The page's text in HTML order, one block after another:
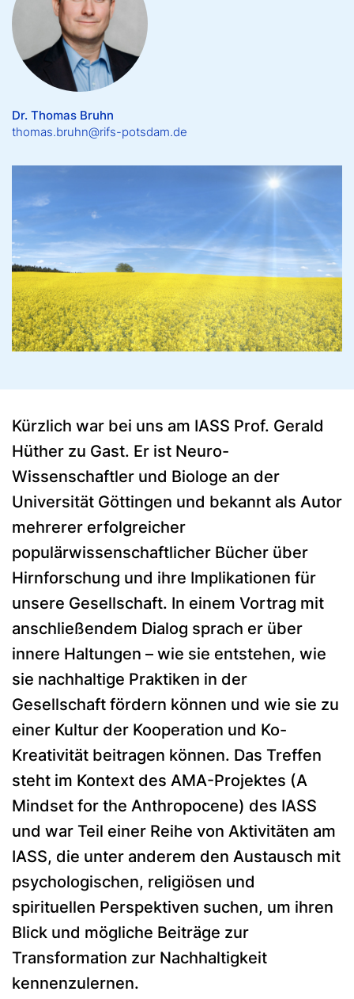
Dr. Thomas Bruhn
thomas.bruhn@rifs-potsdam.de
Kürzlich war bei uns am IASS Prof. Gerald
Hüther zu Gast. Er ist Neuro-
Wissenschaftler und Biologe an der
Universität Göttingen und bekannt als Autor
mehrerer erfolgreicher
populärwissenschaftlicher Bücher über
Hirnforschung und ihre Implikationen für
unsere Gesellschaft. In einem Vortrag mit
anschließendem Dialog sprach er über
innere Haltungen – wie sie entstehen, wie
sie nachhaltige Praktiken in der
Gesellschaft fördern können und wie sie zu
einer Kultur der Kooperation und Ko-
Kreativität beitragen können. Das Treffen
steht im Kontext des AMA-Projektes (A
Mindset for the Anthropocene) des IASS
und war Teil einer Reihe von Aktivitäten am
IASS, die unter anderem den Austausch mit
psychologischen, religiösen und
spirituellen Perspektiven suchen, um ihren
Blick und mögliche Beiträge zur
Transformation zur Nachhaltigkeit
kennenzulernen.